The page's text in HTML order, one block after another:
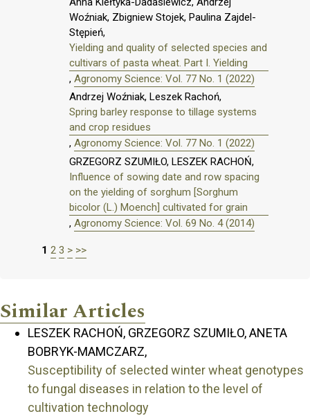
Woźniak, Zbigniew Stojek, Paulina Zajdel-
Stępień,
Yielding and quality of selected species and
cultivars of pasta wheat. Part I. Yielding
, Agronomy Science: Vol. 77 No. 1 (2022)
Andrzej Woźniak, Leszek Rachoń,
Spring barley response to tillage systems
and crop residues
, Agronomy Science: Vol. 77 No. 1 (2022)
GRZEGORZ SZUMIŁO, LESZEK RACHOŃ,
Influence of sowing date and row spacing
on the yielding of sorghum [Sorghum
bicolor (L.) Moench] cultivated for grain
, Agronomy Science: Vol. 69 No. 4 (2014)
1 2 3 > >>
Similar Articles
LESZEK RACHOŃ, GRZEGORZ SZUMIŁO, ANETA
BOBRYK-MAMCZARZ,
Susceptibility of selected winter wheat genotypes
to fungal diseases in relation to the level of
cultivation technology